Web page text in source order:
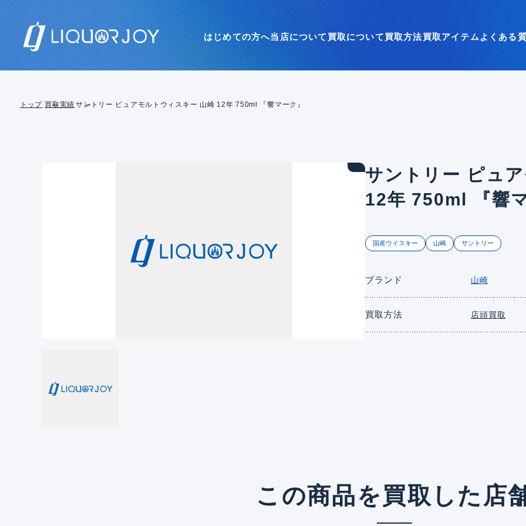
はじめての方へ当店について 買取について買取方法買取アイテム よくある
トップ 買取実績 サントリー ピュアモルトウィスキー 山崎 12年 750ml 『響マーク』
サントリー ピュ
12年 750ml 『響
国産ウイスキー 山崎 サントリー
ブランド 山崎
買取方法 店頭買取
この商品を買取した店